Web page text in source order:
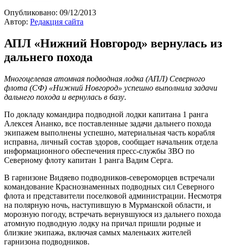
Опубликовано: 09/12/2013
Автор: Редакция сайта
АПЛ «Нижний Новгород» вернулась из
дальнего похода
Многоцелевая атомная подводная лодка (АПЛ) Северного
флота (СФ) «Нижний Новгород» успешно выполнила задачи
дальнего похода и вернулась в базу.
По докладу командира подводной лодки капитана 1 ранга
Алексея Ананко, все поставленные задачи дальнего похода
экипажем выполнены успешно, материальная часть корабля
исправна, личный состав здоров, сообщает начальник отдела
информационного обеспечения пресс-службы ЗВО по
Северному флоту капитан 1 ранга Вадим Серга.
В гарнизоне Видяево подводников-североморцев встречали
командование Краснознаменных подводных сил Северного
флота и представители поселковой администрации. Несмотря
на полярную ночь, наступившую в Мурманской области, и
морозную погоду, встречать вернувшуюся из дальнего похода
атомную подводную лодку на причал пришли родные и
близкие экипажа, включая самых маленьких жителей
гарнизона подводников.